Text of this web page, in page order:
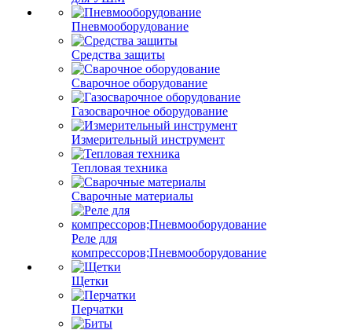
Пневмооборудование
Средства защиты
Сварочное оборудование
Газосварочное оборудование
Измерительный инструмент
Тепловая техника
Сварочные материалы
Реле для
компрессоров;Пневмооборудование
Щетки
Перчатки